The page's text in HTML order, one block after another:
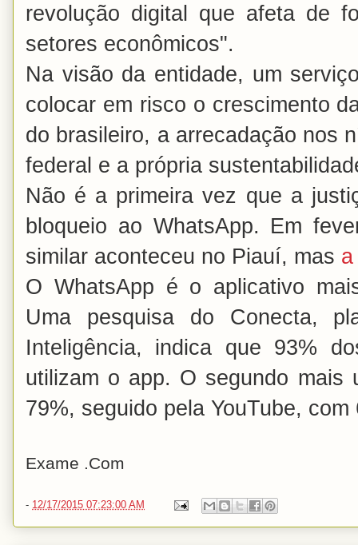
revolução digital que afeta de
setores econômicos".
Na visão da entidade, um
colocar em risco o crescimento
do brasileiro, a arrecadação nos
federal e a própria
Não é a primeira vez que a
bloqueio ao WhatsApp. Em
similar aconteceu no Piauí, mas
O WhatsApp é o aplicativo
Uma pesquisa do Conecta,
Inteligência, indica que 93%
utilizam o app. O segundo mais
79%, seguido pela YouTube, com
Exame .Com
- 12/17/2015 07:23:00 AM